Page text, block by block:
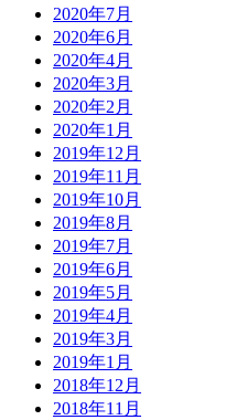
2020年7月
2020年6月
2020年4月
2020年3月
2020年2月
2020年1月
2019年12月
2019年11月
2019年10月
2019年8月
2019年7月
2019年6月
2019年5月
2019年4月
2019年3月
2019年1月
2018年12月
2018年11月